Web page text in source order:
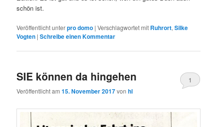
schön ist.
Veröffentlicht unterpro domo |Verschlagwortet mit Ruhrort,Silke
Vogten |Schreibe einen Kommentar
SIE können da hingehen
Veröffentlicht am15. November 2017vonhl
1